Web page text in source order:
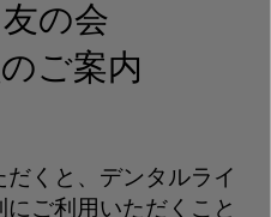
の会
ご案内
くと、デンタルライ
ご利用いただくこと